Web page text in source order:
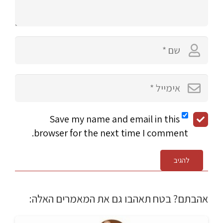
Save my name and email in this
browser for the next time I comment.
להגיב
אהבתם? בטח תאהבו גם את המאמרים האלה: